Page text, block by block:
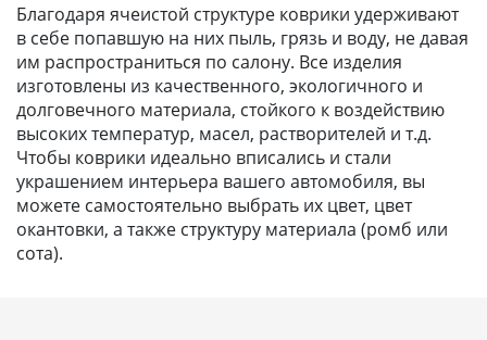
Благодаря ячеистой структуре коврики удерживают
в себе попавшую на них пыль, грязь и воду, не давая
им распространиться по салону. Все изделия
изготовлены из качественного, экологичного и
долговечного материала, стойкого к воздействию
высоких температур, масел, растворителей и т.д.
Чтобы коврики идеально вписались и стали
украшением интерьера вашего автомобиля, вы
можете самостоятельно выбрать их цвет, цвет
окантовки, а также структуру материала (ромб или
сота).